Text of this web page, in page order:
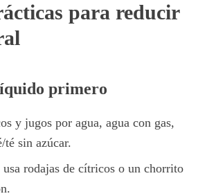
para reducir
primero
y jugos por agua, agua con gas,
té sin azúcar.
usa rodajas de cítricos o un chorrito